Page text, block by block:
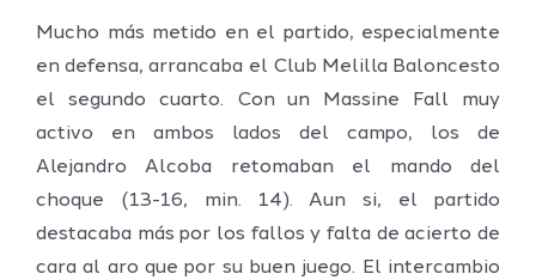
Mucho más metido en el partido, especialmente
en defensa, arrancaba el Club Melilla Baloncesto
el segundo cuarto. Con un Massine Fall muy
activo en ambos lados del campo, los de
Alejandro Alcoba retomaban el mando del
choque (13-16, min. 14). Aun si, el partido
destacaba más por los fallos y falta de acierto de
cara al aro que por su buen juego. El intercambio